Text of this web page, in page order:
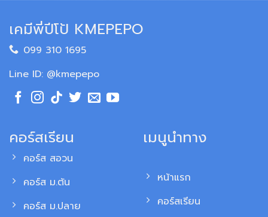
เคมีพี่ปีโป้ KMEPEPO
099 310 1695
Line ID: @kmepepo
คอร์สเรียน
คอร์ส สอวน
คอร์ส ม.ต้น
คอร์ส ม.ปลาย
เมนูนำทาง
หน้าแรก
คอร์สเรียน